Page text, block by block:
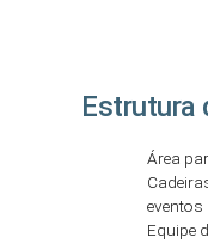
Estrutura
Área
eventos
Equipe